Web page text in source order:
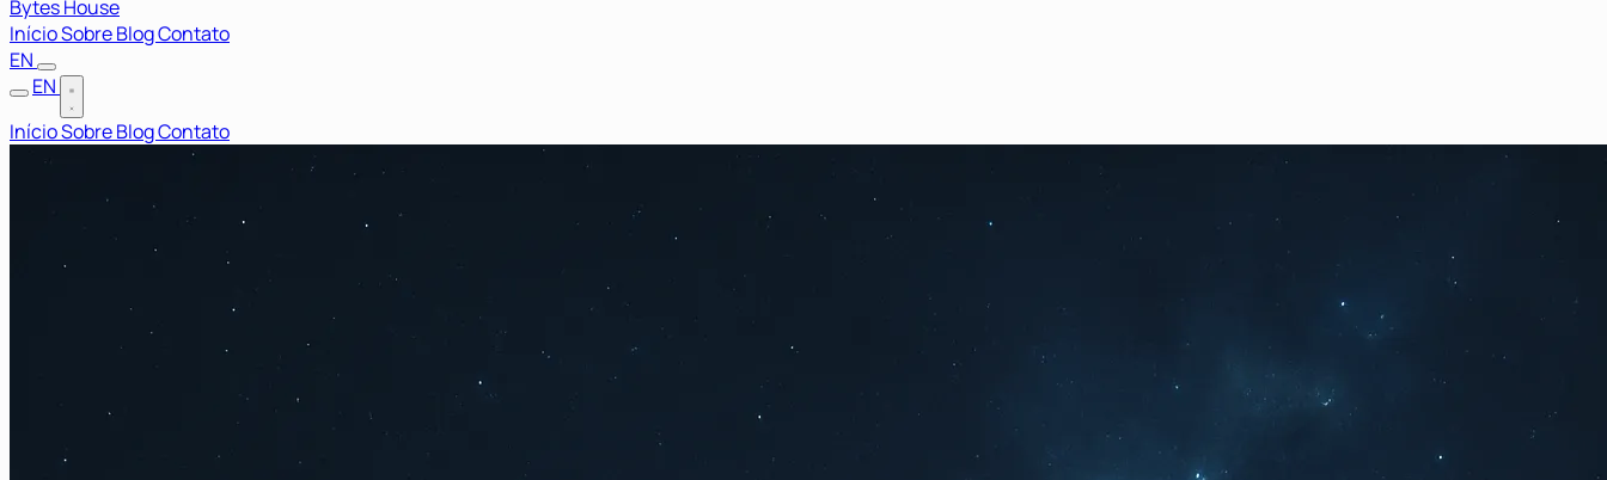
Bytes House
InícioSobreBlogContato
EN
EN
InícioSobreBlogContato